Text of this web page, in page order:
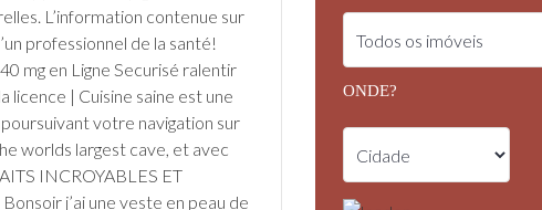
L’information contenue sur
professionnel de la santé!
mg en Ligne Securisé ralentir
licence | Cuisine saine est une
votre navigation sur
worlds largest cave, et avec
INCROYABLES ET
j’ai une veste en peau de
ONDE?